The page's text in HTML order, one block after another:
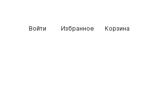
Войти Избранное Корзина